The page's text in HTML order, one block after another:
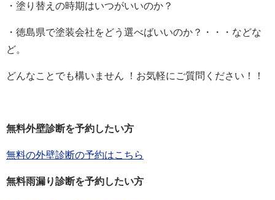
・塗り替えの時期はいつがいいのか？
・徳島県で塗装会社をどう選べばいいのか？・・・などな
ど。
どんなことでも構いません ！お気軽にご質問ください！！
無料外壁診断を予約したい方
無料の外壁診断の予約はこちら
無料雨漏り診断を予約したい方